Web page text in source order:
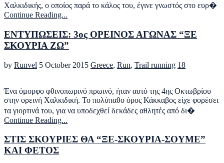
Χαλκιδικής, ο οποίος παρά το κάλος του, έγινε γνωστός στο ευρ�
Continue Reading...
ΕΝΤΥΠΩΣΕΙΣ: 3ος ΟΡΕΙΝΟΣ ΑΓΩΝΑΣ “ΞΕ
ΣΚΟΥΡΙΑ ΖΩ”
by Runvel 5 October 2015 Greece, Run, Trail running 18
Ένα όμορφο φθινοπωρινό πρωινό, ήταν αυτό της 4ης Οκτωβρίου
στην ορεινή Χαλκιδική. Το πολύπαθο όρος Κάκκαβος είχε φορέσει
τα γιορτινά του, για να υποδεχθεί δεκάδες αθλητές από δι�
Continue Reading...
ΣΤΙΣ ΣΚΟΥΡΙΕΣ ΘΑ “ΞΕ-ΣΚΟΥΡΙΑ-ΣΟΥΜΕ”
ΚΑΙ ΦΕΤΟΣ